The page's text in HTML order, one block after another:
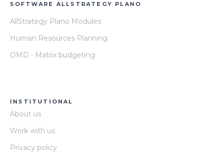
SOFTWARE ALLSTRATEGY PLANO
AllStrategy Plano Modules
Human Resources Planning
OMD - Matrix budgeting
INSTITUTIONAL
About us
Work with us
Privacy policy